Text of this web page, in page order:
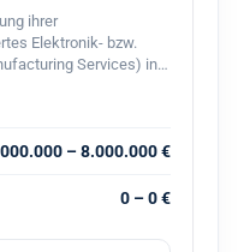
ihrer
Elektronik- bzw.
Services) in
(Speckgürtel).
und Potenzial für die
– 8.000.000 €
0 – 0 €